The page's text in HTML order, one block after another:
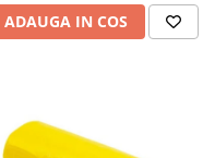
ADAUGA IN COS